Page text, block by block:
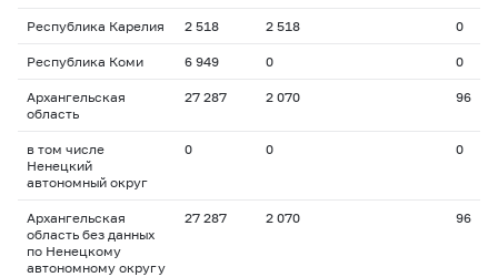
Республика Карелия 2 518 2 518 0
Республика Коми 6 949 0 0
Архангельская
область
27 287 2 070 96
в том числе
Ненецкий
автономный округ
0 0 0
Архангельская
область без данных
по Ненецкому
автономному округу
27 287 2 070 96